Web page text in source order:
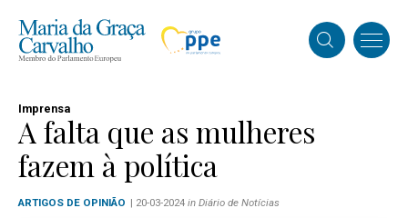
Imprensa
A falta que as mulheres
fazem à política
ARTIGOS DE OPINIÃO | 20-03-2024 in Diário de Notícias